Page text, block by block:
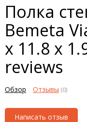
Полка
Bemeta
x 11.8 x
reviews
Обзор Отзывы (0)
Написать отзыв